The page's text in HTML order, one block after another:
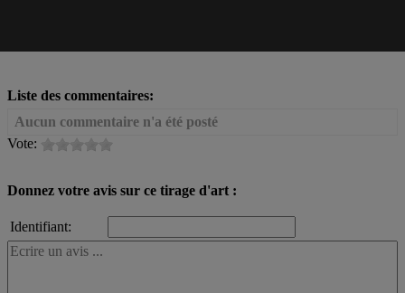
Liste des commentaires:
Aucun commentaire n'a été posté
Vote:
Donnez votre avis sur ce tirage d'art :
Identifiant: